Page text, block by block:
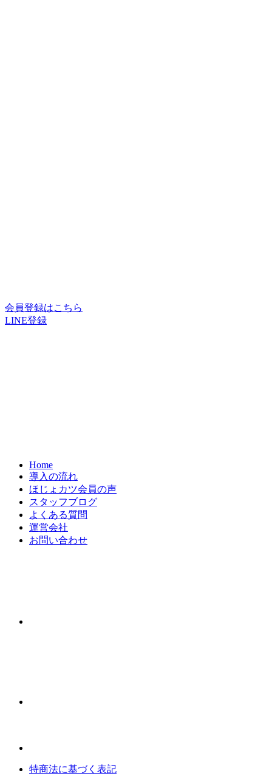
会員登録はこちら
LINE登録
Home
導入の流れ
ほじょカツ会員の声
スタッフブログ
よくある質問
運営会社
お問い合わせ
特商法に基づく表記